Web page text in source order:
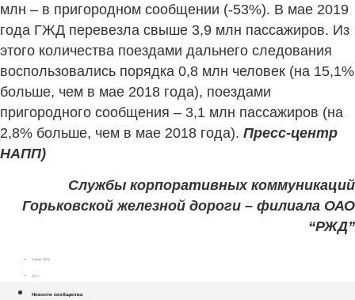
млн – в пригородном сообщении (-53%). В мае 2019
года ГЖД перевезла свыше 3,9 млн пассажиров. Из
этого количества поездами дальнего следования
воспользовались порядка 0,8 млн человек (на 15,1%
больше, чем в мае 2018 года), поездами
пригородного сообщения – 3,1 млн пассажиров (на
2,8% больше, чем в мае 2018 года). Пресс-центр
НАПП)
Службы корпоративных коммуникаций
Горьковской железной дороги – филиала ОАО
“РЖД”
2 июня, 2021
13:17
Новости сообщества